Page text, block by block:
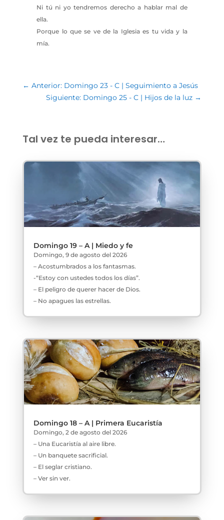
Ni tú ni yo tendremos derecho a hablar mal de
ella.
Porque lo que se ve de la Iglesia es tu vida y la
mía.
← Anterior: Domingo 23 - C | Seguimiento a Jesús
Siguiente: Domingo 25 - C | Hijos de la luz →
Tal vez te pueda interesar…
Domingo 19 – A | Miedo y fe
Domingo, 9 de agosto del 2026
– Acostumbrados a los fantasmas.
-“Estoy con ustedes todos los días”.
– El peligro de querer hacer de Dios.
– No apagues las estrellas.
Domingo 18 – A | Primera Eucaristía
Domingo, 2 de agosto del 2026
– Una Eucaristía al aire libre.
– Un banquete sacrificial.
– El seglar cristiano.
– Ver sin ver.